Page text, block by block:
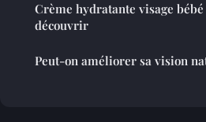
Crème hydratante visage
découvrir
Peut-on améliorer sa vision